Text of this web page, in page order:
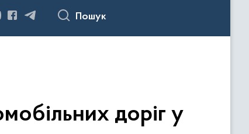
Пошук
доріг у